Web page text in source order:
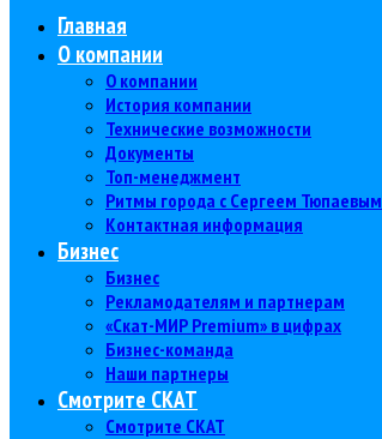
Главная
О компании
О компании
История компании
Технические возможности
Документы
Топ-менеджмент
Ритмы города с Сергеем Тюпаевым
Контактная информация
Бизнес
Бизнес
Рекламодателям и партнерам
«Скат-МИР Premium» в цифрах
Бизнес-команда
Наши партнеры
Смотрите СКАТ
Смотрите СКАТ